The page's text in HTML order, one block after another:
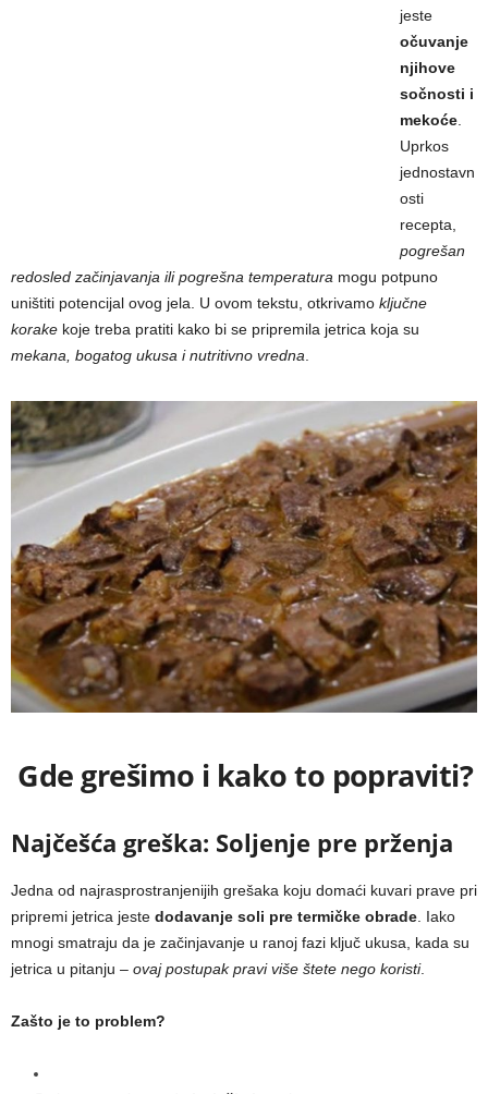
jeste
očuvanje
njihove
sočnosti i
mekoće.
Uprkos
jednostavn
osti
recepta,
pogrešan
redosled začinjavanja ili pogrešna temperatura mogu potpuno
uništiti potencijal ovog jela. U ovom tekstu, otkrivamo ključne
korake koje treba pratiti kako bi se pripremila jetrica koja su
mekana, bogatog ukusa i nutritivno vredna.
Gde grešimo i kako to popraviti?
Najčešća greška: Soljenje pre prženja
Jedna od najrasprostranjenijih grešaka koju domaći kuvari prave pri
pripremi jetrica jeste dodavanje soli pre termičke obrade. Iako
mnogi smatraju da je začinjavanje u ranoj fazi ključ ukusa, kada su
jetrica u pitanju – ovaj postupak pravi više štete nego koristi.
Zašto je to problem?